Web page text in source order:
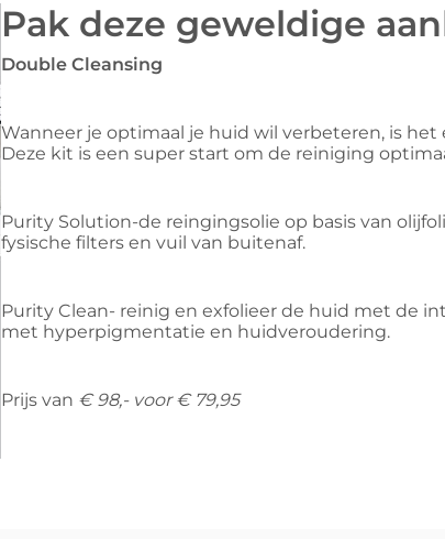
Pak deze geweldige
Double Cleansing
Wanneer je optimaal je huid wil verbeteren, is
Deze kit is een super start om de reiniging
Purity Solution-de reingingsolie op basis van
fysische filters en vuil van buitenaf.
Purity Clean- reinig en exfolieer de huid met de
met hyperpigmentatie en huidveroudering.
Prijs van € 98,- voor € 79,95